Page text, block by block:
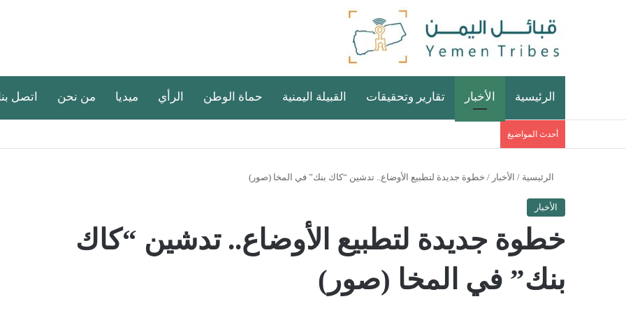
الرئيسية الأخبار تقارير وتحقيقات القبيلة اليمنية حماة الوطن الرأي ميديا من نحن اتصل
أحدث المواضيغ
الرئيسية / الأخبار / خطوة جديدة لتطبيع الأوضاع.. تدشين “كاك بنك” في المخا (صور)
الأخبار
خطوة جديدة لتطبيع الأوضاع.. تدشين “كاك
بنك” في المخا (صور)